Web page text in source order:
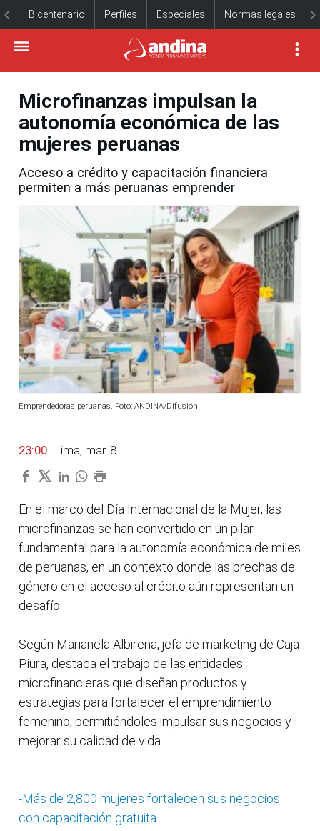
Bicentenario Perfiles Especiales Normas legales
Microfinanzas impulsan la
autonomía económica de las
mujeres peruanas
Acceso a crédito y capacitación financiera
permiten a más peruanas emprender
Emprendedoras peruanas. Foto: ANDINA/Difusión
23:00 | Lima, mar. 8.
En el marco del Día Internacional de la Mujer, las
microfinanzas se han convertido en un pilar
fundamental para la autonomía económica de miles
de peruanas, en un contexto donde las brechas de
género en el acceso al crédito aún representan un
desafío.
Según Marianela Albirena, jefa de marketing de Caja
Piura, destaca el trabajo de las entidades
microfinancieras que diseñan productos y
estrategias para fortalecer el emprendimiento
femenino, permitiéndoles impulsar sus negocios y
mejorar su calidad de vida.
-Más de 2,800 mujeres fortalecen sus negocios
con capacitación gratuita